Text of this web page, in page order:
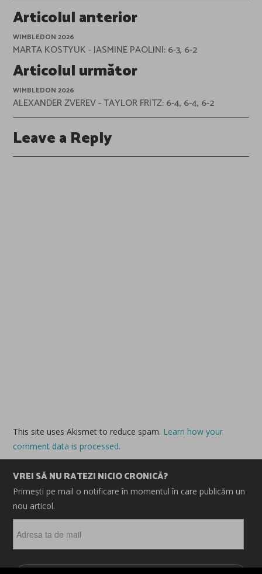
Post
navigation
Articolul anterior
WIMBLEDON 2026
MARTA KOSTYUK - JASMINE PAOLINI: 6-3, 6-2
Articolul următor
WIMBLEDON 2026
ALEXANDER ZVEREV - TAYLOR FRITZ: 6-4, 6-4, 6-2
Leave a Reply
This site uses Akismet to reduce spam. Learn how your
comment data is processed.
VREI SĂ NU RATEZI NICIO CRONICĂ?
Primești pe mail o notificare în momentul în care publicăm un
nou articol.
ta
de